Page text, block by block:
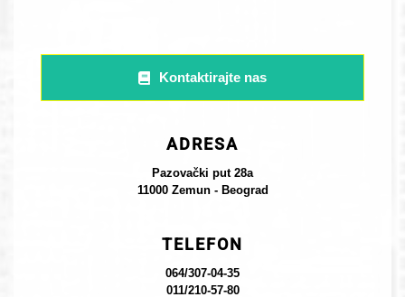
Kontaktirajte nas
ADRESA
Pazovački put 28a
11000 Zemun - Beograd
TELEFON
064/307-04-35
011/210-57-80